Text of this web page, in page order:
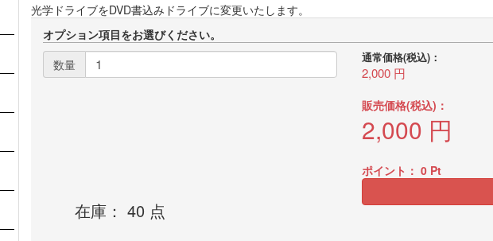
光学ドライブをDVD書込みドライブに変更いたします。
オプション項目をお選びください。
数量
在庫： 40 点
通常価格(税込)：
2,000円
販売価格(税込)：
2,000 円
ポイント： 0Pt